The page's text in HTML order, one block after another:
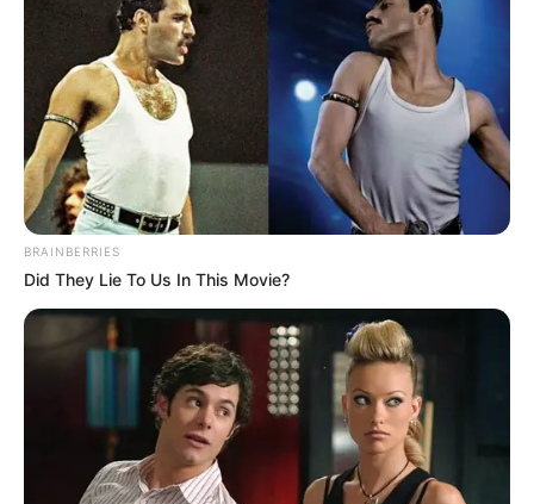
BRAINBERRIES
Did They Lie To Us In This Movie?